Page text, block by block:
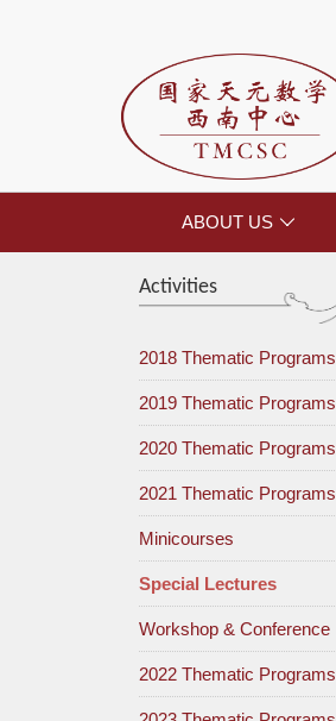
ABOUT US 
Activities
2018 Thematic Programs
2019 Thematic Programs
2020 Thematic Programs
2021 Thematic Programs
Minicourses
Special Lectures
Workshop & Conference
2022 Thematic Programs